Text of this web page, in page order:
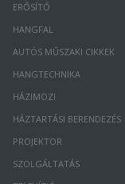
ERŐSÍTŐ
HANGFAL
AUTÓS MŰSZAKI CIKKEK
HANGTECHNIKA
HÁZIMOZI
HÁZTARTÁSI BERENDEZÉS
PROJEKTOR
SZOLGÁLTATÁS